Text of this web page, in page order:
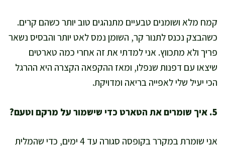
קמח מלא ושומנים טבעיים מתנהגים טוב יותר כשהם קרים.
כשהבצק נכנס לתנור קר, השומן נמס לאט יותר והבסיס נשאר
פריך ולא מתכווץ. אני למדתי את זה אחרי כמה טארטים
שיצאו עם דפנות שנפלו, ומאז ההקפאה הקצרה היא ההרגל
הכי יעיל שלי לאפייה בריאה ומדויקת.
5. איך שומרים את הטארט כדי שישמור על מרקם וטעם?
אני שומרת במקרר בקופסה סגורה עד 4 ימים, כדי שהמלית